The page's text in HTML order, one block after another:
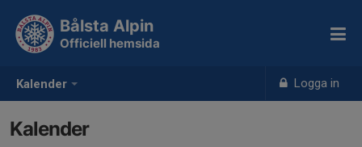
Kalender Logga in
Bålsta Alpin
Officiell hemsida
Kalender